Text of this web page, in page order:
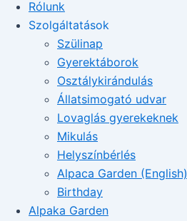
Rólunk
Szolgáltatások
Szülinap
Gyerektáborok
Osztálykirándulás
Állatsimogató udvar
Lovaglás gyerekeknek
Mikulás
Helyszínbérlés
Alpaca Garden (English)
Birthday
Alpaka Garden